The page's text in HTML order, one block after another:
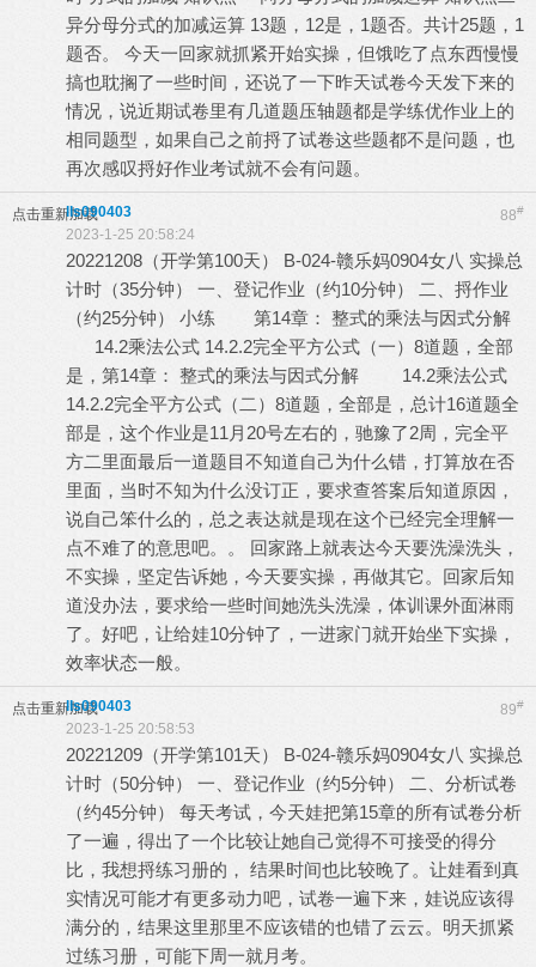
异分母分式的加减运算 13题，12是，1题否。共计25题，1
题否。 今天一回家就抓紧开始实操，但饿吃了点东西慢慢
搞也耽搁了一些时间，还说了一下昨天试卷今天发下来的
情况，说近期试卷里有几道题压轴题都是学练优作业上的
相同题型，如果自己之前捋了试卷这些题都不是问题，也
再次感叹捋好作业考试就不会有问题。
点击重新加载 88#
lls090403
2023-1-25 20:58:24
20221208（开学第100天） B-024-赣乐妈0904女八 实操总
计时（35分钟） 一、登记作业（约10分钟） 二、捋作业
（约25分钟） 小练 第14章： 整式的乘法与因式分解
14.2乘法公式 14.2.2完全平方公式（一）8道题，全部
是，第14章： 整式的乘法与因式分解 14.2乘法公式
14.2.2完全平方公式（二）8道题，全部是，总计16道题全
部是，这个作业是11月20号左右的，驰豫了2周，完全平
方二里面最后一道题目不知道自己为什么错，打算放在否
里面，当时不知为什么没订正，要求查答案后知道原因，
说自己笨什么的，总之表达就是现在这个已经完全理解一
点不难了的意思吧。。 回家路上就表达今天要洗澡洗头，
不实操，坚定告诉她，今天要实操，再做其它。回家后知
道没办法，要求给一些时间她洗头洗澡，体训课外面淋雨
了。好吧，让给娃10分钟了，一进家门就开始坐下实操，
效率状态一般。
点击重新加载 89#
lls090403
2023-1-25 20:58:53
20221209（开学第101天） B-024-赣乐妈0904女八 实操总
计时（50分钟） 一、登记作业（约5分钟） 二、分析试卷
（约45分钟） 每天考试，今天娃把第15章的所有试卷分析
了一遍，得出了一个比较让她自己觉得不可接受的得分
比，我想捋练习册的， 结果时间也比较晚了。让娃看到真
实情况可能才有更多动力吧，试卷一遍下来，娃说应该得
满分的，结果这里那里不应该错的也错了云云。明天抓紧
过练习册，可能下周一就月考。